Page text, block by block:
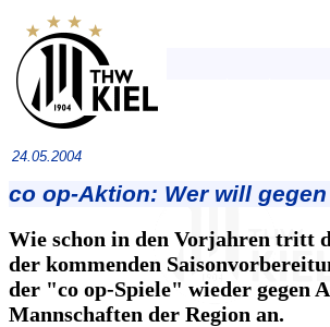
24.05.2004
co op-Aktion: Wer will
Wie schon in den Vorjahren tritt
der kommenden
der "co op-Spiele" wieder gegen
Mannschaften der Region an.